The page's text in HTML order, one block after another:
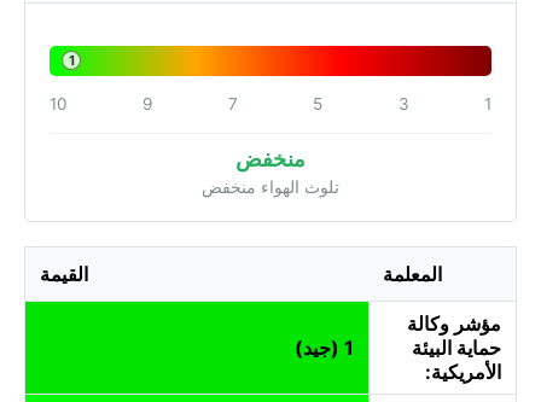
1
1
3
5
7
9
10
منخفض
تلوث الهواء منخفض
المعلمة القيمة
مؤشر وكالة
حماية البيئة
الأمريكية:
1 (جيد)